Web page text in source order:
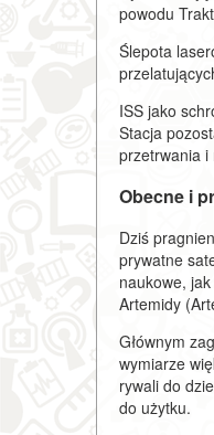
powodu
Ślepota
ISS jako
Stacja
przetrwania i
Obecne i
Dziś
prywatne
naukowe,
Artemidy
Głównym
wymiarze
rywali do
do użytku.